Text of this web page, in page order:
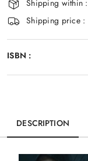
Shipping within :
Shipping price :
ISBN :
DESCRIPTION